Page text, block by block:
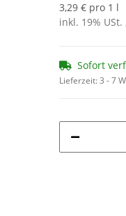
3,29 € pro 1 l
inkl. 19% USt.
Sofort
Lieferzeit:3 - 7